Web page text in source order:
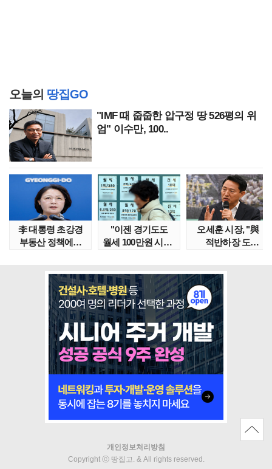
오늘의 땅집GO
"IMF 때 줍줍한 압구정 땅 526평의 위
엄" 이수만, 100..
李 대통령 초강경
부동산 정책에…
"이젠 경기도도
월세 100만원 시대"
오세훈 시장, "與
적반하장 도
개인정보처리방침
Copyright ⓒ 땅집고. & All rights reserved.